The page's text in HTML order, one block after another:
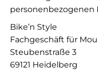
personenbezogenen
Bike’n Style
Fachgeschäft für
Steubenstraße 3
69121 Heidelberg